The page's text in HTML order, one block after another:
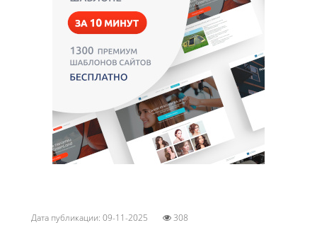
Дата публикации: 09-11-2025 308